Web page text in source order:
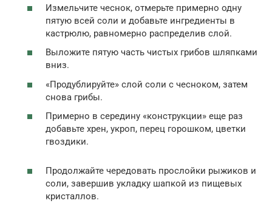
Измельчите чеснок, отмерьте примерно одну
пятую всей соли и добавьте ингредиенты в
кастрюлю, равномерно распределив слой.
Выложите пятую часть чистых грибов шляпками
вниз.
«Продублируйте» слой соли с чесноком, затем
снова грибы.
Примерно в середину «конструкции» еще раз
добавьте хрен, укроп, перец горошком, цветки
гвоздики.
Продолжайте чередовать прослойки рыжиков и
соли, завершив укладку шапкой из пищевых
кристаллов.